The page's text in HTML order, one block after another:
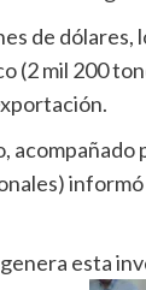
de
(2 mil 200
esta